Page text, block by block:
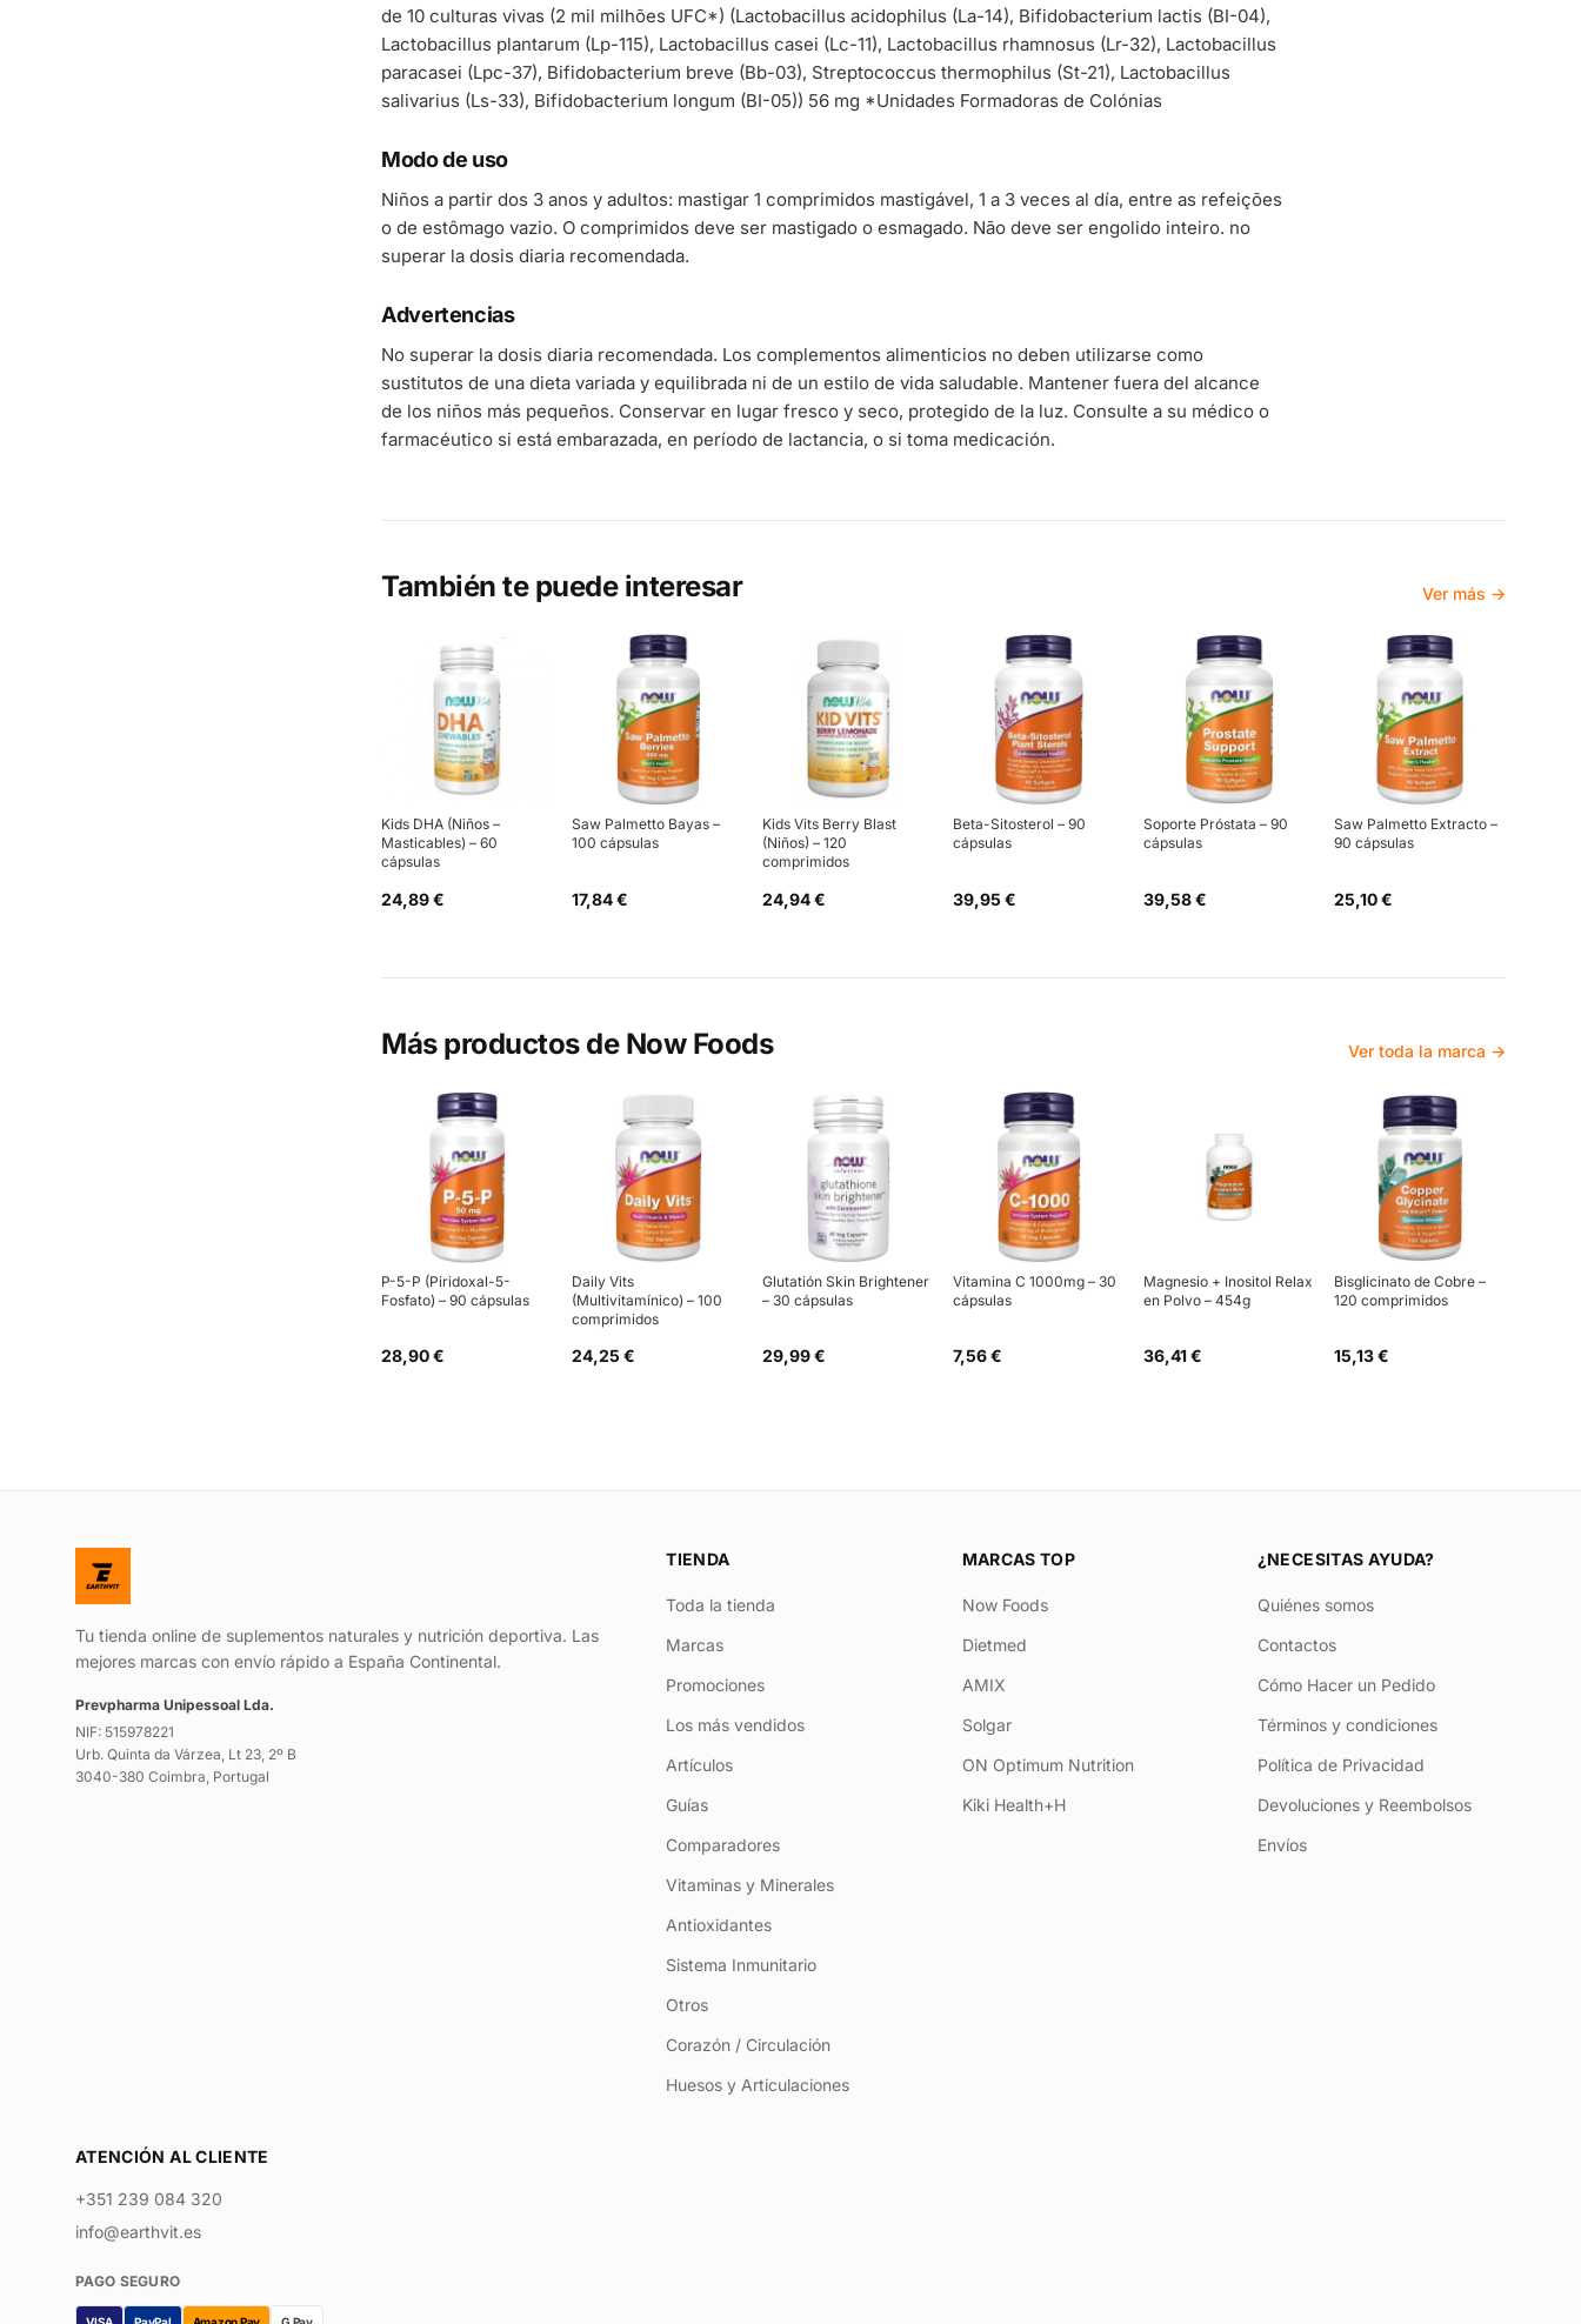
de 10 culturas vivas (2 mil milhões UFC*) (Lactobacillus acidophilus (La-14), Bifidobacterium lactis (BI-04),
Lactobacillus plantarum (Lp-115), Lactobacillus casei (Lc-11), Lactobacillus rhamnosus (Lr-32), Lactobacillus
paracasei (Lpc-37), Bifidobacterium breve (Bb-03), Streptococcus thermophilus (St-21), Lactobacillus
salivarius (Ls-33), Bifidobacterium longum (BI-05)) 56 mg *Unidades Formadoras de Colónias
Modo de uso
Niños a partir dos 3 anos y adultos: mastigar 1 comprimidos mastigável, 1 a 3 veces al día, entre as refeições
o de estômago vazio. O comprimidos deve ser mastigado o esmagado. Não deve ser engolido inteiro. no
superar la dosis diaria recomendada.
Advertencias
No superar la dosis diaria recomendada. Los complementos alimenticios no deben utilizarse como
sustitutos de una dieta variada y equilibrada ni de un estilo de vida saludable. Mantener fuera del alcance
de los niños más pequeños. Conservar en lugar fresco y seco, protegido de la luz. Consulte a su médico o
farmacéutico si está embarazada, en período de lactancia, o si toma medicación.
También te puede interesar Ver más →
Kids DHA (Niños –
Masticables) – 60
cápsulas
24,89 €
Saw Palmetto Bayas –
100 cápsulas
17,84 €
Kids Vits Berry Blast
(Niños) – 120
comprimidos
24,94 €
Beta-Sitosterol – 90
cápsulas
39,95 €
Soporte Próstata – 90
cápsulas
39,58 €
Saw Palmetto Extracto –
90 cápsulas
25,10 €
Más productos de Now Foods Ver toda la marca →
P-5-P (Piridoxal-5-
Fosfato) – 90 cápsulas
28,90 €
Daily Vits
(Multivitamínico) – 100
comprimidos
24,25 €
Glutatión Skin Brightener
– 30 cápsulas
29,99 €
Vitamina C 1000mg – 30
cápsulas
7,56 €
Magnesio + Inositol Relax
en Polvo – 454g
36,41 €
Bisglicinato de Cobre –
120 comprimidos
15,13 €
Tu tienda online de suplementos naturales y nutrición deportiva. Las
mejores marcas con envío rápido a España Continental.
Prevpharma Unipessoal Lda.
NIF: 515978221
Urb. Quinta da Várzea, Lt 23, 2º B
3040-380 Coimbra, Portugal
TIENDA
Toda la tienda
Marcas
Promociones
Los más vendidos
Artículos
Guías
Comparadores
Vitaminas y Minerales
Antioxidantes
Sistema Inmunitario
Otros
Corazón / Circulación
Huesos y Articulaciones
MARCAS TOP
Now Foods
Dietmed
AMIX
Solgar
ON Optimum Nutrition
Kiki Health+H
¿NECESITAS AYUDA?
Quiénes somos
Contactos
Cómo Hacer un Pedido
Términos y condiciones
Política de Privacidad
Devoluciones y Reembolsos
Envíos
ATENCIÓN AL CLIENTE
+351 239 084 320
info@earthvit.es
PAGO SEGURO